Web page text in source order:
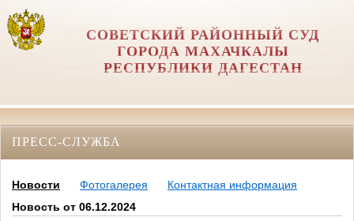
СОВЕТСКИЙ РАЙОННЫЙ СУД
ГОРОДА МАХАЧКАЛЫ
РЕСПУБЛИКИ ДАГЕСТАН
ПРЕСС-СЛУЖБА
Новости Фотогалерея
Контактная информация
Новость от 06.12.2024